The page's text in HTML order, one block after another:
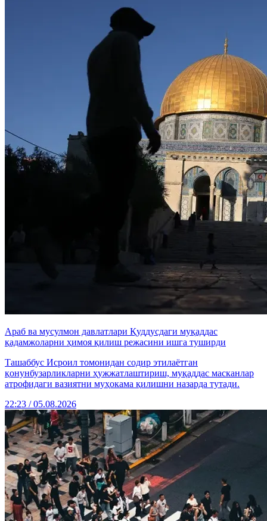
Араб ва мусулмон давлатлари Қуддусдаги муқаддас
қадамжоларни ҳимоя қилиш режасини ишга туширди
Ташаббус Исроил томонидан содир этилаётган
қонунбузарликларни ҳужжатлаштириш, муқаддас масканлар
атрофидаги вазиятни муҳокама қилишни назарда тутади.
22:23 / 05.08.2026